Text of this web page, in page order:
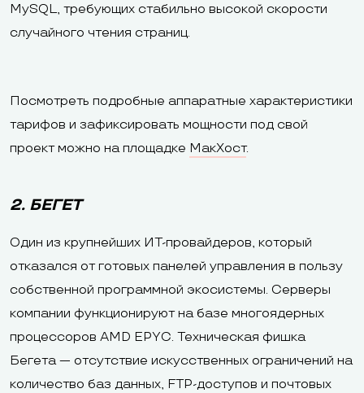
MySQL, требующих стабильно высокой скорости
случайного чтения страниц.
Посмотреть подробные аппаратные характеристики
тарифов и зафиксировать мощности под свой
проект можно на площадке МакХост.
2. БЕГЕТ
Один из крупнейших ИТ-провайдеров, который
отказался от готовых панелей управления в пользу
собственной программной экосистемы. Серверы
компании функционируют на базе многоядерных
процессоров AMD EPYC. Техническая фишка
Бегета — отсутствие искусственных ограничений на
количество баз данных, FTP-доступов и почтовых